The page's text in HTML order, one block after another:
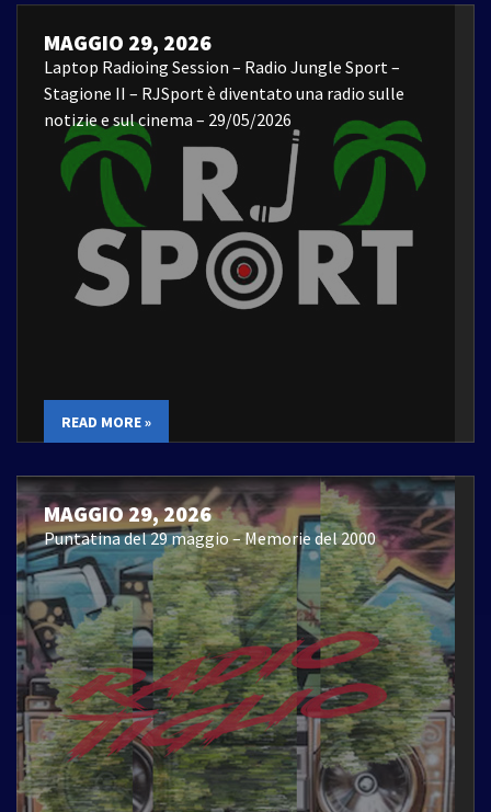
MAGGIO 29, 2026
Laptop Radioing Session – Radio Jungle Sport –
Stagione II – RJSport è diventato una radio sulle
notizie e sul cinema – 29/05/2026
READ MORE »
MAGGIO 29, 2026
Puntatina del 29 maggio – Memorie del 2000